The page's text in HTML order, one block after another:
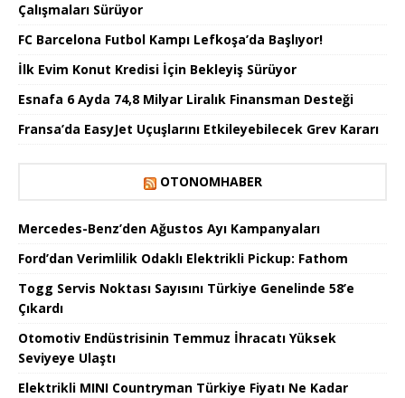
Çalışmaları Sürüyor
FC Barcelona Futbol Kampı Lefkoşa’da Başlıyor!
İlk Evim Konut Kredisi İçin Bekleyiş Sürüyor
Esnafa 6 Ayda 74,8 Milyar Liralık Finansman Desteği
Fransa’da EasyJet Uçuşlarını Etkileyebilecek Grev Kararı
OTONOMHABER
Mercedes-Benz’den Ağustos Ayı Kampanyaları
Ford’dan Verimlilik Odaklı Elektrikli Pickup: Fathom
Togg Servis Noktası Sayısını Türkiye Genelinde 58’e
Çıkardı
Otomotiv Endüstrisinin Temmuz İhracatı Yüksek
Seviyeye Ulaştı
Elektrikli MINI Countryman Türkiye Fiyatı Ne Kadar